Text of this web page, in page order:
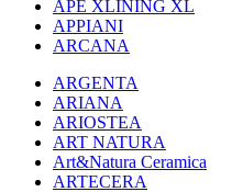
APE XLINING XL
APPIANI
ARCANA
ARGENTA
ARIANA
ARIOSTEA
ART NATURA
Art&Natura Ceramica
ARTECERA